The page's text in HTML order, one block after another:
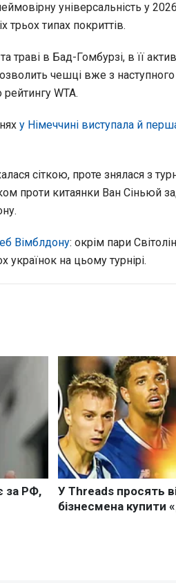
універсальність у
трьох типах покриттів.
траві в Бад-Гомбурзі, в її
чешці вже з
WTA.
у Німеччині виступала й
сіткою, проте знялася з
проти китаянки Ван Сіньюй
Вімблдону: окрім пари
українок на цьому турнірі.